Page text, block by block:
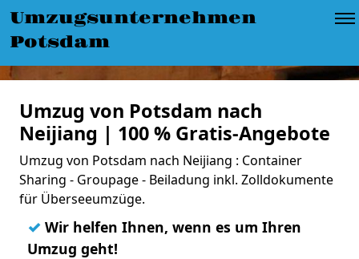
Umzugsunternehmen
Potsdam
Umzug von Potsdam nach
Neijiang | 100 % Gratis-Angebote
Umzug von Potsdam nach Neijiang : Container
Sharing - Groupage - Beiladung inkl. Zolldokumente
für Überseeumzüge.
✓ Wir helfen Ihnen, wenn es um Ihren
Umzug geht!